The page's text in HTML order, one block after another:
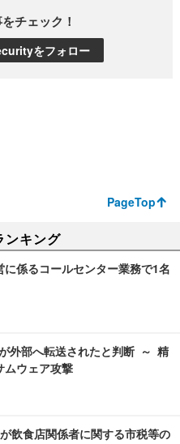
チェック！
をフォロー
PageTop
ンキング
に係るコールセンター業務で1名
外部へ転送されたと判断 ～ 精
ムウェア攻撃
飲食店関係者に関する市税等の